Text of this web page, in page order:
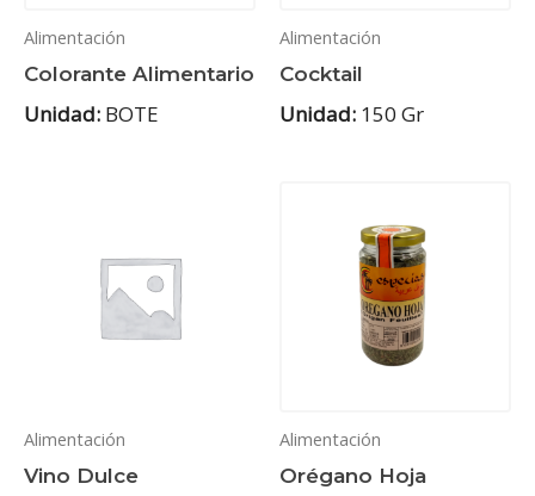
Alimentación
Colorante Alimentario
Unidad: BOTE
Alimentación
Cocktail
Unidad: 150 Gr
Alimentación
Vino Dulce
Alimentación
Orégano Hoja